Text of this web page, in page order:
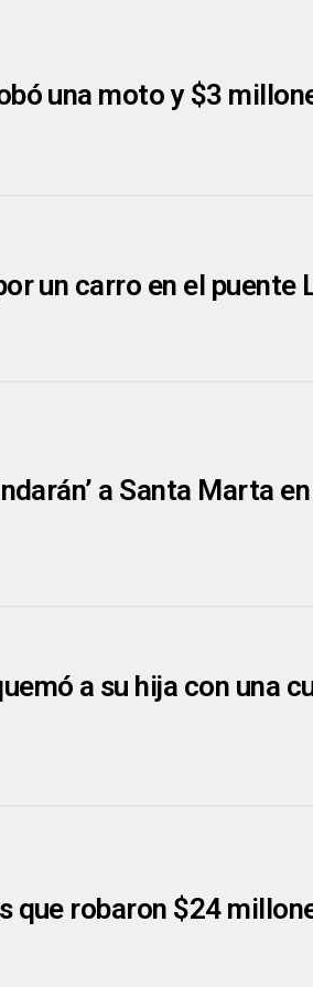
una moto y $3
un carro en el puente
a Santa Marta
a su hija con una
que robaron $24